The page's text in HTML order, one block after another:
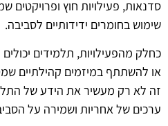
סדנאות, פעילויות חוץ
שימוש בחומרים ידידותיים לסביבה.
כחלק מהפעילויות, תלמידים
או להשתתף במיזמים קהילתיים
זה לא רק מעשיר את הידע של
ערכים של אחריות ושמירה על